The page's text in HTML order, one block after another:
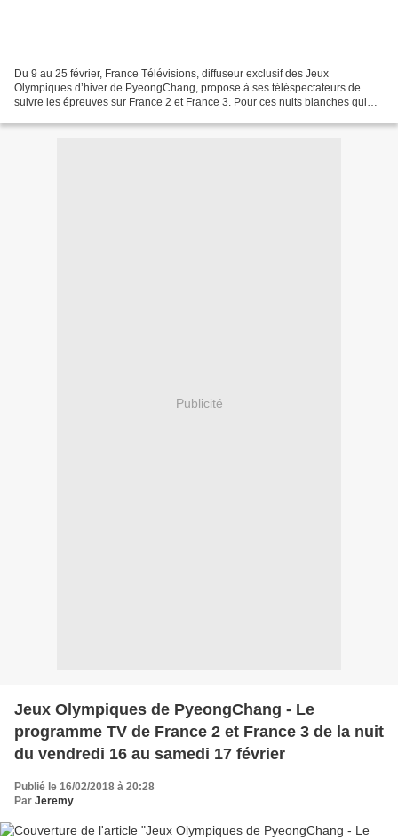
Du 9 au 25 février, France Télévisions, diffuseur exclusif des Jeux
Olympiques d’hiver de PyeongChang, propose à ses téléspectateurs de
suivre les épreuves sur France 2 et France 3. Pour ces nuits blanches qui
Publicité
Jeux Olympiques de PyeongChang - Le
programme TV de France 2 et France 3 de la nuit
du vendredi 16 au samedi 17 février
Publié le 16/02/2018 à 20:28
Par Jeremy